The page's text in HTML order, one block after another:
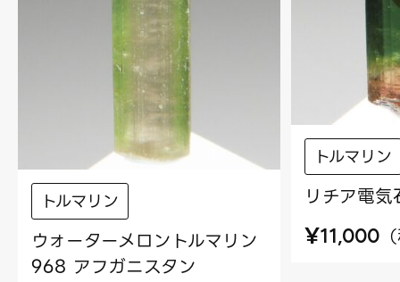
トルマリン
ウォーターメロントルマリン
968 アフガニスタン
トルマリン
リチア電
¥11,000 （